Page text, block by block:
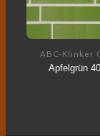
ABC-Klinker
Apfelgrün